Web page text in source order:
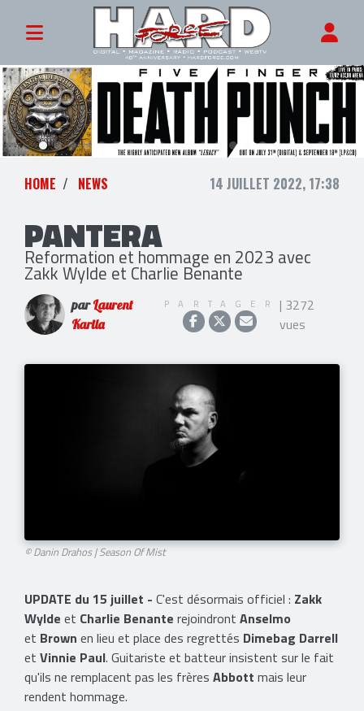
HOME NEWS 14 JUILLET 2022, 17:38
PANTERA
Reformation et hommage en 2023 avec
Zakk Wylde et Charlie Benante
parLaurent
Karila
PARTAGER | 3272
vues
© Danin Drahos | Season Of Mist
UPDATE du 15 juillet - C'est désormais officiel : Zakk
Wylde et Charlie Benante rejoindront Anselmo
et Brown en lieu et place des regrettés Dimebag Darrell
et Vinnie Paul. Guitariste et batteur insistent sur le fait
qu'ils ne remplacent pas les frères Abbott mais leur
rendent hommage.